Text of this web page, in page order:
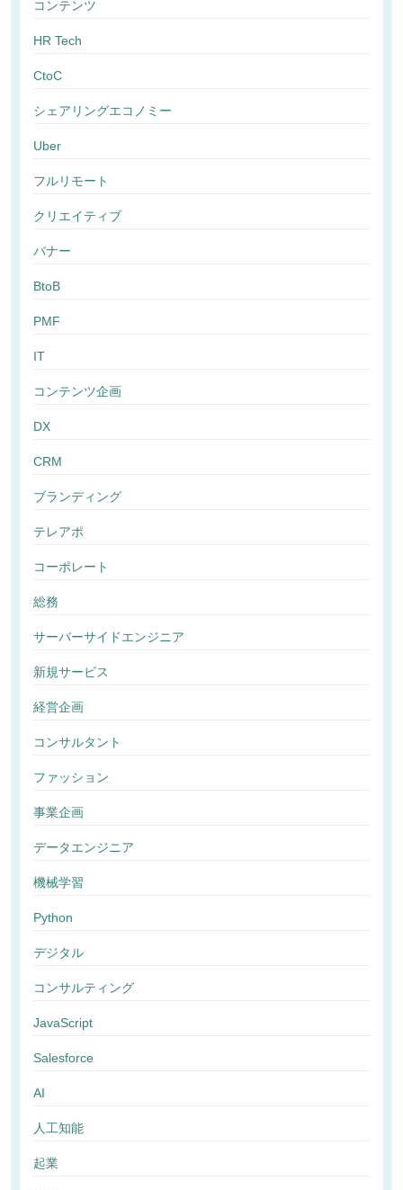
コンテンツ
HR Tech
CtoC
シェアリングエコノミー
Uber
フルリモート
クリエイティブ
バナー
BtoB
PMF
IT
コンテンツ企画
DX
CRM
ブランディング
テレアポ
コーポレート
総務
サーバーサイドエンジニア
新規サービス
経営企画
コンサルタント
ファッション
事業企画
データエンジニア
機械学習
Python
デジタル
コンサルティング
JavaScript
Salesforce
AI
人工知能
起業